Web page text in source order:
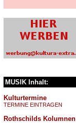
MUSIK Inhalt:
Kulturtermine
TERMINE EINTRAGEN
Rothschilds Kolumnen